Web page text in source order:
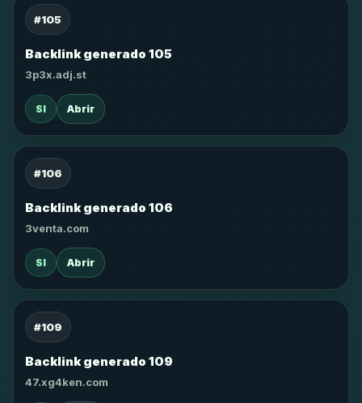
#105
Backlink generado 105
3p3x.adj.st
SI Abrir
#106
Backlink generado 106
3venta.com
SI Abrir
#109
Backlink generado 109
47.xg4ken.com